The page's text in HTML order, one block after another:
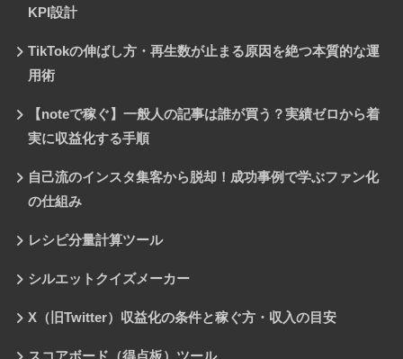
KPI設計
TikTokの伸ばし方・再生数が止まる原因を絶つ本質的な運
用術
【noteで稼ぐ】一般人の記事は誰が買う？実績ゼロから着
実に収益化する手順
自己流のインスタ集客から脱却！成功事例で学ぶファン化
の仕組み
レシピ分量計算ツール
シルエットクイズメーカー
X（旧Twitter）収益化の条件と稼ぐ方・収入の目安